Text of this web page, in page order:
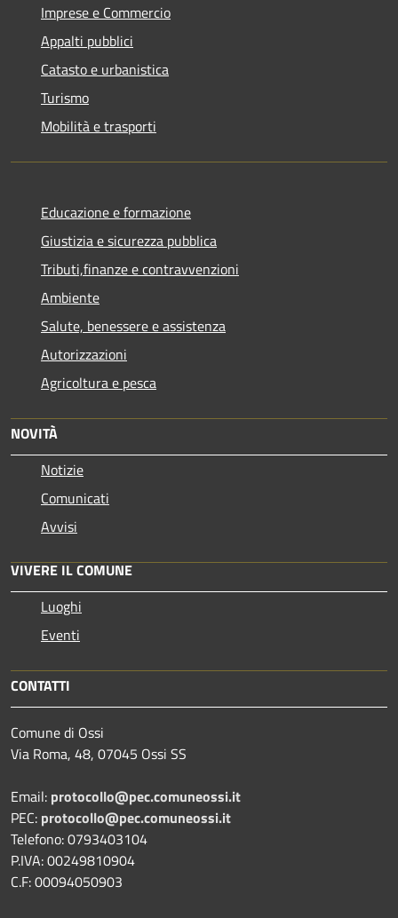
Imprese e Commercio
Appalti pubblici
Catasto e urbanistica
Turismo
Mobilità e trasporti
Educazione e formazione
Giustizia e sicurezza pubblica
Tributi,finanze e contravvenzioni
Ambiente
Salute, benessere e assistenza
Autorizzazioni
Agricoltura e pesca
NOVITÀ
Notizie
Comunicati
Avvisi
VIVERE IL COMUNE
Luoghi
Eventi
CONTATTI
Comune di Ossi
Via Roma, 48, 07045 Ossi SS
Email: protocollo@pec.comuneossi.it
PEC: protocollo@pec.comuneossi.it
Telefono: 0793403104
P.IVA: 00249810904
C.F: 00094050903